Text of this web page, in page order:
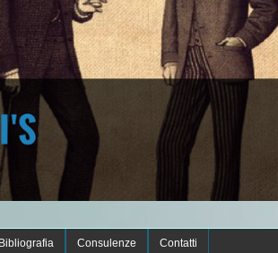
Bibliografia Consulenze Contatti